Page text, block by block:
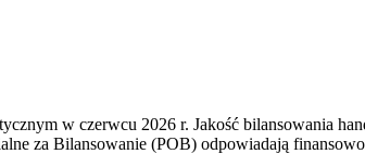
w czerwcu 2026 r. Jakość bilansowania
za Bilansowanie (POB) odpowiadają